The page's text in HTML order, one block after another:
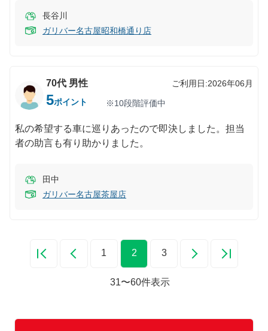
長谷川
ガリバー名古屋昭和橋通り店
70代 男性 ご利用日:2026年06月
5ポイント ※10段階評価中
私の希望する車に巡りあったので即決しました。担当
者の助言も有り助かりました。
田中
ガリバー名古屋茶屋店
1 2 3
31〜60件表示